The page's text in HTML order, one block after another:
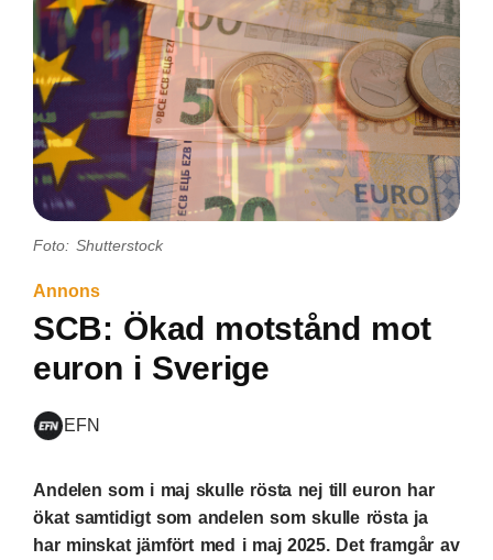
Foto: Shutterstock
Annons
SCB: Ökad motstånd mot
euron i Sverige
EFN
Andelen som i maj skulle rösta nej till euron har
ökat samtidigt som andelen som skulle rösta ja
har minskat jämfört med i maj 2025. Det framgår av